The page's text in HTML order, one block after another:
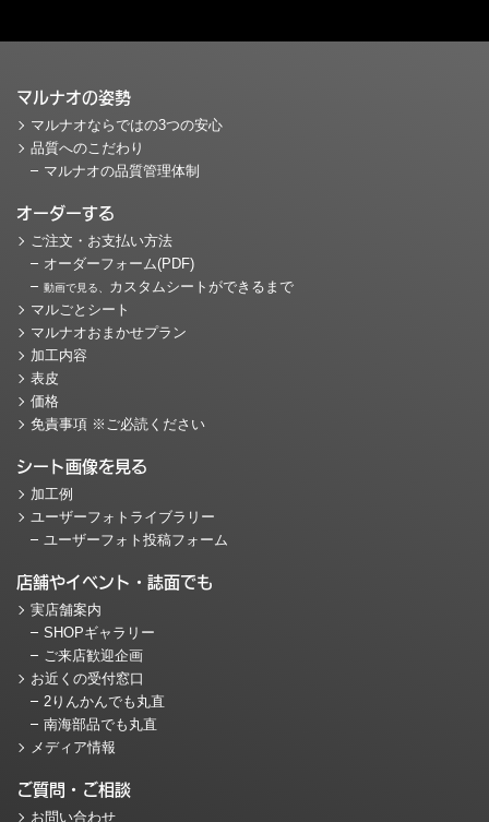
マルナオの姿勢
マルナオならではの3つの安心
品質へのこだわり
マルナオの品質管理体制
オーダーする
ご注文・お支払い方法
オーダーフォーム(PDF)
動画で見る、 カスタムシートができるまで
マルごとシート
マルナオおまかせプラン
加工内容
表皮
価格
免責事項 ※ご必読ください
シート画像を見る
加工例
ユーザーフォトライブラリー
ユーザーフォト投稿フォーム
店舗やイベント・誌面でも
実店舗案内
SHOPギャラリー
ご来店歓迎企画
お近くの受付窓口
2りんかんでも丸直
南海部品でも丸直
メディア情報
ご質問・ご相談
お問い合わせ